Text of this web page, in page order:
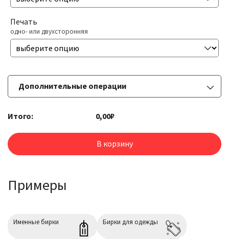
Печать
одно- или двухсторонняя
Дополнительные операции
Ламинация
Итого: 0,00₽
В корзину
Примеры
Именные бирки Бирки для одежды